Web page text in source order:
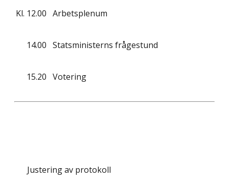
Kl. 12.00 Arbetsplenum
14.00 Statsministerns frågestund
15.20 Votering
Justering av protokoll